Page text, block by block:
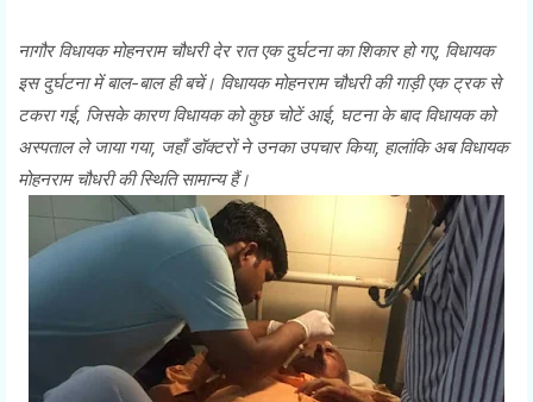
नागौर विधायक मोहनराम चौधरी देर रात एक दुर्घटना का शिकार हो गए, विधायक
इस दुर्घटना में बाल-बाल ही बचें। विधायक मोहनराम चौधरी की गाड़ी एक ट्रक से
टकरा गई, जिसके कारण विधायक को कुछ चोटें आई, घटना के बाद विधायक को
अस्पताल ले जाया गया, जहाँ डॉक्टरों ने उनका उपचार किया, हालांकि अब विधायक
मोहनराम चौधरी की स्थिति सामान्य हैं।